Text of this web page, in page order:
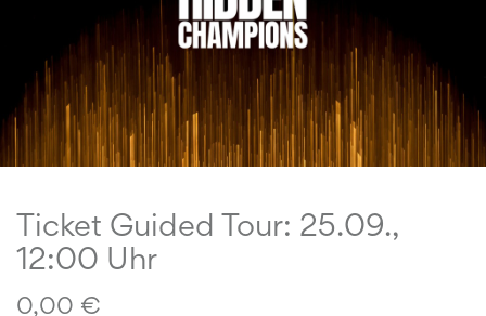
Ticket Guided Tour: 25.09.,
12:00 Uhr
0,00 €